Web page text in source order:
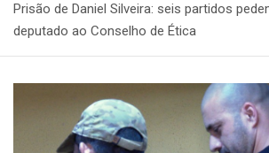
Prisão de Daniel Silveira: seis partidos
deputado ao Conselho de Ética